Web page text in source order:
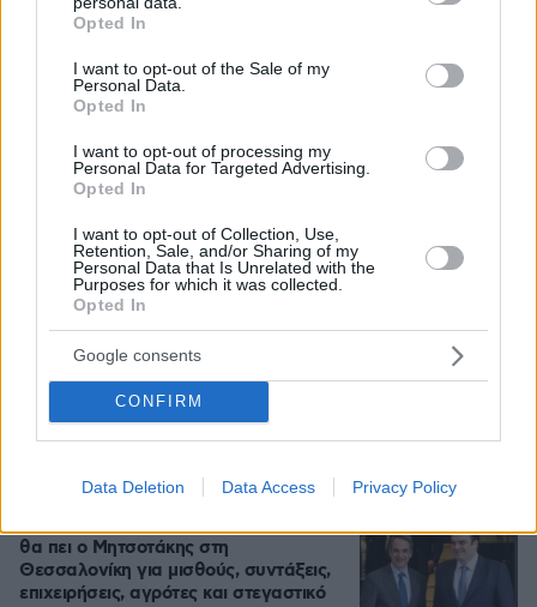
grant or deny consent to Google and its third-party tags to
use your data for below specified purposes in below Google
consent section.
Opted In
I want to opt-out of the Sale of my
Personal Data.
Opted In
I want to opt-out of processing my
Personal Data for Targeted Advertising.
Opted In
I want to opt-out of Collection, Use,
Retention, Sale, and/or Sharing of my
Personal Data that Is Unrelated with the
Purposes for which it was collected.
Opted In
Google consents
CONFIRM
Data Deletion Data Access Privacy Policy
Πέθανε ο σπουδαίος διανοούμενος,
10.08.2026, 13:28 71
Ευρωπαϊκό Πρωτάθλημα Στίβου: Στον
8.26μ, δείτε βίντεο
10.08.2026, 14:09
ΔΕΘ τετραετίας με μέτρα για όλους: Τι
θα πει ο Μητσοτάκης στη
Θεσσαλονίκη για μισθούς, συντάξεις,
επιχειρήσεις, αγρότες και στεγαστικό